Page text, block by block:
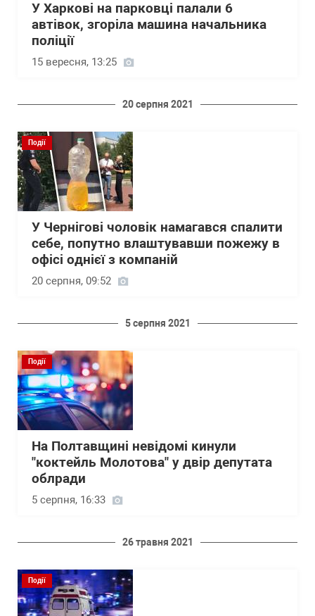
У Харкові на парковці палали 6
автівок, згоріла машина начальника
поліції
15 вересня, 13:25
20 серпня 2021
Події
У Чернігові чоловік намагався спалити
себе, попутно влаштувавши пожежу в
офісі однієї з компаній
20 серпня, 09:52
5 серпня 2021
Події
На Полтавщині невідомі кинули
"коктейль Молотова" у двір депутата
облради
5 серпня, 16:33
26 травня 2021
Події